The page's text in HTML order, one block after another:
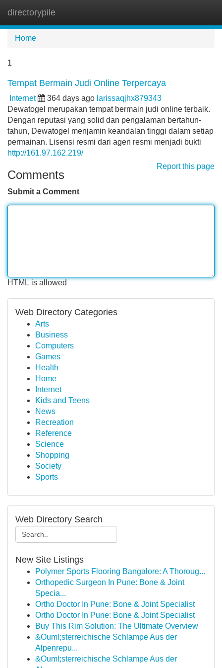
directorypile
Home
1
Tempat Bermain Judi Online Terpercaya
Internet 364 days ago larissaqjhx879343
Dewatogel merupakan tempat bermain judi online terbaik.
Dengan reputasi yang solid dan pengalaman bertahun-
tahun, Dewatogel menjamin keandalan tinggi dalam setiap
permainan. Lisensi resmi dari agen resmi menjadi bukti
http://161.97.162.219/
Report this page
Comments
Submit a Comment
HTML is allowed
Web Directory Categories
Arts
Business
Computers
Games
Health
Home
Internet
Kids and Teens
News
Recreation
Reference
Science
Shopping
Society
Sports
Web Directory Search
New Site Listings
Polymer Sports Flooring Bangalore: A Thoroug...
Orthopedic Surgeon In Pune: Bone & Joint
Specia...
Ortho Doctor In Pune: Bone & Joint Specialist
Ortho Doctor In Pune: Bone & Joint Specialist
Buy This Rim Solution: The Ultimate Overview
&Ouml;sterreichische Schlampe Aus der
Alpenrepu...
&Ouml;sterreichische Schlampe Aus der